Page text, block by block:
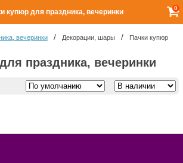
вечеринки Декорации, шары Пачки купюр
праздника, вечеринки
купюр для праздника, вечеринки 0